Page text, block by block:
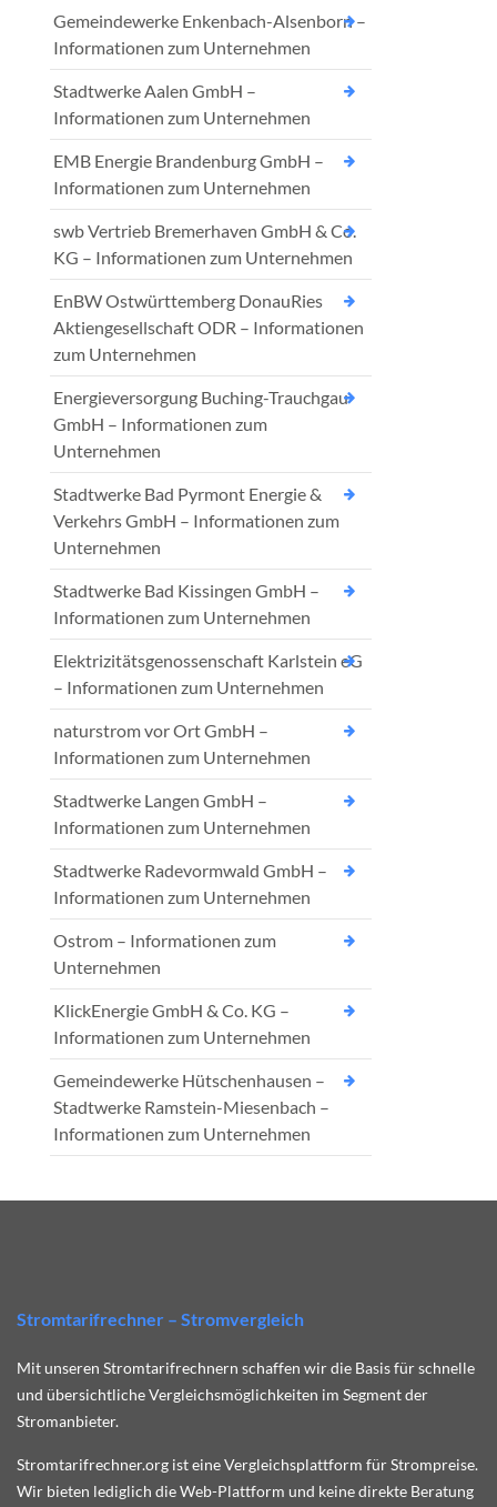
Gemeindewerke Enkenbach-Alsenborn –
Informationen zum Unternehmen
Stadtwerke Aalen GmbH –
Informationen zum Unternehmen
EMB Energie Brandenburg GmbH –
Informationen zum Unternehmen
swb Vertrieb Bremerhaven GmbH & Co.
KG – Informationen zum Unternehmen
EnBW Ostwürttemberg DonauRies
Aktiengesellschaft ODR – Informationen
zum Unternehmen
Energieversorgung Buching-Trauchgau
GmbH – Informationen zum
Unternehmen
Stadtwerke Bad Pyrmont Energie &
Verkehrs GmbH – Informationen zum
Unternehmen
Stadtwerke Bad Kissingen GmbH –
Informationen zum Unternehmen
Elektrizitätsgenossenschaft Karlstein eG
– Informationen zum Unternehmen
naturstrom vor Ort GmbH –
Informationen zum Unternehmen
Stadtwerke Langen GmbH –
Informationen zum Unternehmen
Stadtwerke Radevormwald GmbH –
Informationen zum Unternehmen
Ostrom – Informationen zum
Unternehmen
KlickEnergie GmbH & Co. KG –
Informationen zum Unternehmen
Gemeindewerke Hütschenhausen –
Stadtwerke Ramstein-Miesenbach –
Informationen zum Unternehmen
Stromtarifrechner – Stromvergleich
Mit unseren Stromtarifrechnern schaffen wir die Basis für schnelle
und übersichtliche Vergleichsmöglichkeiten im Segment der
Stromanbieter.
Stromtarifrechner.org ist eine Vergleichsplattform für Strompreise.
Wir bieten lediglich die Web-Plattform und keine direkte Beratung